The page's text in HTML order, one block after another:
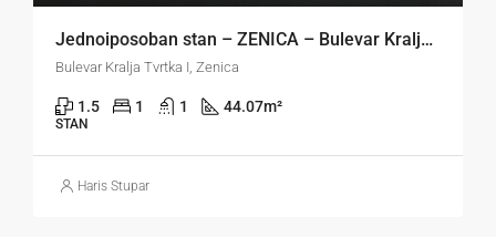
Jednoiposoban stan – ZENICA – Bulevar Kralja Tvrtka
Bulevar Kralja Tvrtka I, Zenica
1.5 1 1 44.07m²
STAN
Haris Stupar